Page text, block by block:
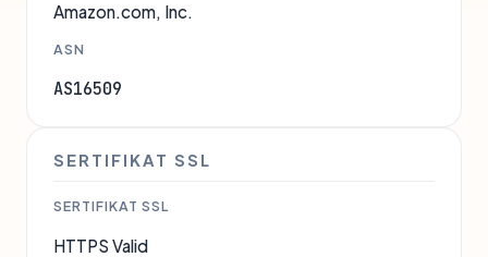
Amazon.com, Inc.
ASN
AS16509
SERTIFIKAT SSL
SERTIFIKAT SSL
HTTPS Valid